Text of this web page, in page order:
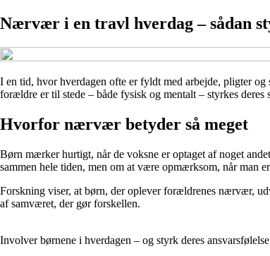
Nærvær i en travl hverdag – sådan
I en tid, hvor hverdagen ofte er fyldt med arbejde, pligter
forældre er til stede – både fysisk og mentalt – styrkes
Hvorfor nærvær betyder så meget
Børn mærker hurtigt, når de voksne er optaget af noget
sammen hele tiden, men om at være opmærksom, når man
Forskning viser, at børn, der oplever forældrenes nærvær,
af samværet, der gør forskellen.
Involver børnene i hverdagen – og styrk deres ansvarsfølelse